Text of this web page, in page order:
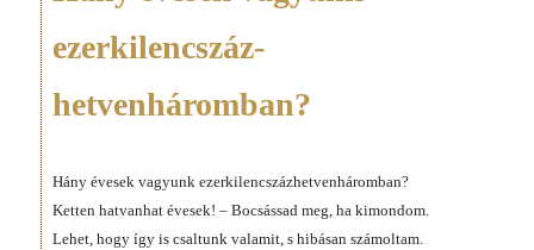
ezerkilencszáz­
hetvenháromban?
Hány évesek vagyunk ezerkilencszázhetvenháromban?
Ketten hatvanhat évesek! – Bocsássad meg, ha kimondom.
Lehet, hogy így is csaltunk valamit, s hibásan számoltam.